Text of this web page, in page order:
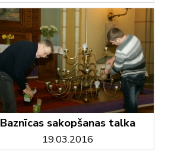
Baznīcas sakopšanas talka
19.03.2016